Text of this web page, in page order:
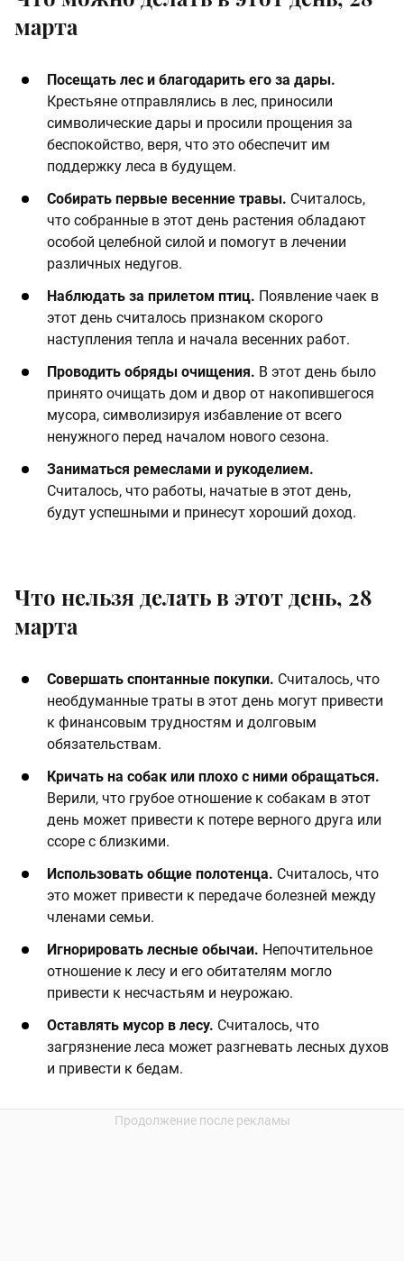
марта
​Посещать лес и благодарить его за дары.
Крестьяне отправлялись в лес, приносили
символические дары и просили прощения за
беспокойство, веря, что это обеспечит им
поддержку леса в будущем. ​
​Собирать первые весенние травы. Считалось,
что собранные в этот день растения обладают
особой целебной силой и помогут в лечении
различных недугов.​
​Наблюдать за прилетом птиц. Появление чаек в
этот день считалось признаком скорого
наступления тепла и начала весенних работ. ​
​Проводить обряды очищения. В этот день было
принято очищать дом и двор от накопившегося
мусора, символизируя избавление от всего
ненужного перед началом нового сезона.​
​Заниматься ремеслами и рукоделием.
Считалось, что работы, начатые в этот день,
будут успешными и принесут хороший доход.
Что нельзя делать в этот день, 28
марта
Совершать спонтанные покупки. Считалось, что
необдуманные траты в этот день могут привести
к финансовым трудностям и долговым
обязательствам.
​Кричать на собак или плохо с ними обращаться.
Верили, что грубое отношение к собакам в этот
день может привести к потере верного друга или
ссоре с близкими. ​
​Использовать общие полотенца. Считалось, что
это может привести к передаче болезней между
членами семьи. ​
​Игнорировать лесные обычаи. Непочтительное
отношение к лесу и его обитателям могло
привести к несчастьям и неурожаю.
​Оставлять мусор в лесу. Считалось, что
загрязнение леса может разгневать лесных духов
и привести к бедам.